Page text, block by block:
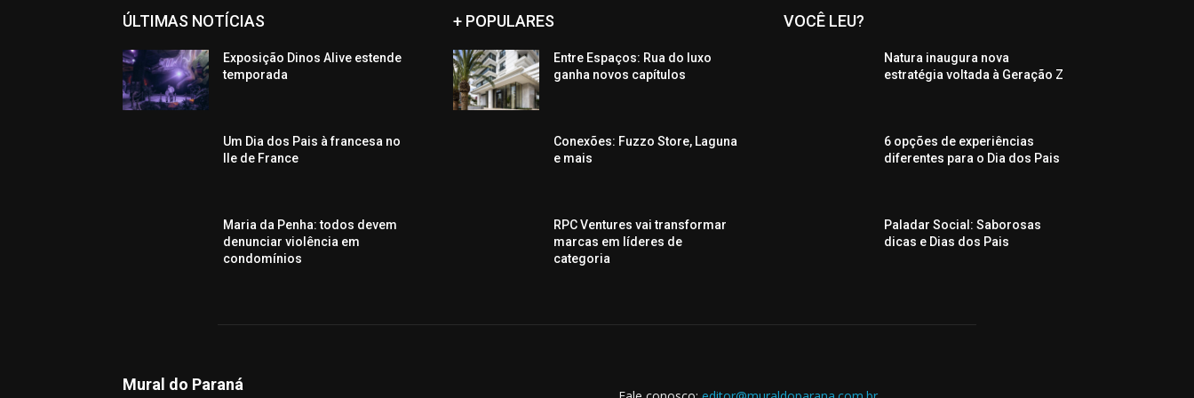
ÚLTIMAS NOTÍCIAS
Exposição Dinos Alive estende
temporada
Um Dia dos Pais à francesa no
Ile de France
Maria da Penha: todos devem
denunciar violência em
condomínios
+ POPULARES
Entre Espaços: Rua do luxo
ganha novos capítulos
Conexões: Fuzzo Store, Laguna
e mais
RPC Ventures vai transformar
marcas em líderes de
categoria
VOCÊ LEU?
Natura inaugura nova
estratégia voltada à Geração Z
6 opções de experiências
diferentes para o Dia dos Pais
Paladar Social: Saborosas
dicas e Dias dos Pais
Mural do Paraná